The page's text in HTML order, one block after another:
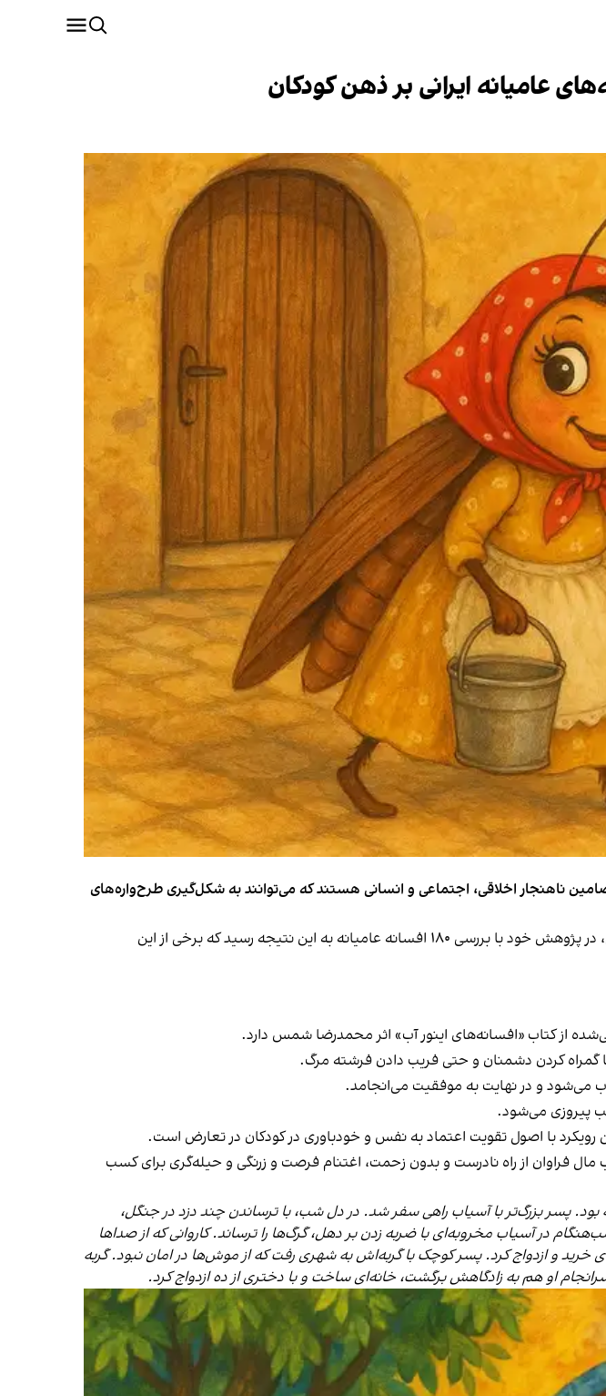
عامیانه ایرانی بر ذهن کودکان
ناهنجار اخلاقی، اجتماعی و انسانی هستند که می‌توانند به شکل‌گیری طرح‌واره‌های
مریم شریف‌نسب، دانشیار زبان و ادبیات فارسی پژوهشگاه علوم انسانی و مطالعات فرهنگی، در پژوهش خود با بررسی ۱۸۰ افسانه عامیانه به این نتیجه رسید که برخی از این
تا گمراه‌ کردن دشمنان و حتی فریب‌ دادن فرشته مرگ.
می‌شود و در نهایت به موفقیت می‌انجامد.
پیروزی می‌شود.
با اصول تقویت اعتماد به‌ نفس و خودباوری در کودکان در تعارض است.
مال فراوان از راه نادرست و بدون زحمت، اغتنام فرصت و زرنگی و حیله‌گری برای کسب
پسر بزرگ‌تر با آسیاب راهی سفر شد. در دل شب، با ترساندن چند دزد در جنگل،
در آسیاب مخروبه‌ای با ضربه‌ زدن بر دهل، گرگ‌ها را ترساند. کاروانی که از صداها
خرید و ازدواج کرد. پسر کوچک با گربه‌اش به شهری رفت که از موش‌ها در امان نبود. گربه
او هم به زادگاهش برگشت، خانه‌ای ساخت و با دختری از ده ازدواج کرد.